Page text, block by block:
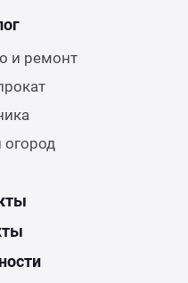
и ремонт
огород